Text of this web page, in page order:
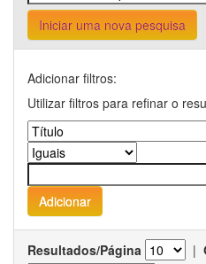
Iniciar uma nova pesquisa
Adicionar filtros:
Utilizar filtros para refinar o
Resultados/Página |